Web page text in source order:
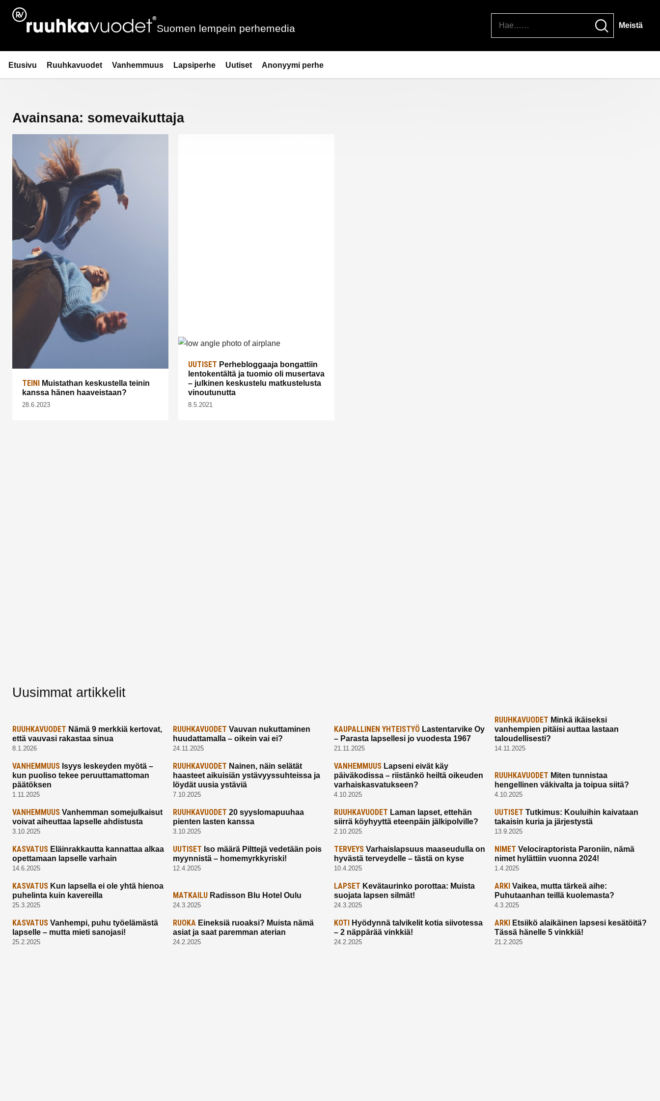
Siirry
sisältöön
Ruuhkavuodet.fi
Suomen lempein perhemedia Meistä
Etusivu Ruuhkavuodet Vanhemmuus Lapsiperhe Uutiset Anonyymi perhe
Avainsana: somevaikuttaja
TEINI Muistathan keskustella teinin
kanssa hänen haaveistaan?
28.6.2023
UUTISET Perhebloggaaja bongattiin
lentokentältä ja tuomio oli musertava
– julkinen keskustelu matkustelusta
vinoutunutta
8.5.2021
Uusimmat artikkelit
RUUHKAVUODET Nämä 9 merkkiä kertovat,
että vauvasi rakastaa sinua
8.1.2026
RUUHKAVUODET Vauvan nukuttaminen
huudattamalla – oikein vai ei?
24.11.2025
KAUPALLINEN YHTEISTYÖLastentarvike Oy
– Parasta lapsellesi jo vuodesta 1967
21.11.2025
RUUHKAVUODET Minkä ikäiseksi
vanhempien pitäisi auttaa lastaan
taloudellisesti?
14.11.2025
VANHEMMUUS Isyys leskeyden myötä –
kun puoliso tekee peruuttamattoman
päätöksen
1.11.2025
RUUHKAVUODET Nainen, näin selätät
haasteet aikuisiän ystävyyssuhteissa ja
löydät uusia ystäviä
7.10.2025
VANHEMMUUSLapseni eivät käy
päiväkodissa – riistänkö heiltä oikeuden
varhaiskasvatukseen?
4.10.2025
RUUHKAVUODET Miten tunnistaa
hengellinen väkivalta ja toipua siitä?
4.10.2025
VANHEMMUUS Vanhemman somejulkaisut
voivat aiheuttaa lapselle ahdistusta
3.10.2025
RUUHKAVUODET 20 syyslomapuuhaa
pienten lasten kanssa
3.10.2025
RUUHKAVUODET Laman lapset, ettehän
siirrä köyhyyttä eteenpäin jälkipolville?
2.10.2025
UUTISET Tutkimus: Kouluihin kaivataan
takaisin kuria ja järjestystä
13.9.2025
KASVATUS Eläinrakkautta kannattaa alkaa
opettamaan lapselle varhain
14.6.2025
UUTISET Iso määrä Pilttejä vedetään pois
myynnistä – homemyrkkyriski!
12.4.2025
TERVEYSVarhaislapsuus maaseudulla on
hyvästä terveydelle – tästä on kyse
10.4.2025
NIMET Velociraptorista Paroniin, nämä
nimet hylättiin vuonna 2024!
1.4.2025
KASVATUS Kun lapsella ei ole yhtä hienoa
puhelinta kuin kavereilla
25.3.2025
MATKAILU Radisson Blu Hotel Oulu
24.3.2025
LAPSET Kevätaurinko porottaa: Muista
suojata lapsen silmät!
24.3.2025
ARKI Vaikea, mutta tärkeä aihe:
Puhutaanhan teillä kuolemasta?
4.3.2025
KASVATUS Vanhempi, puhu työelämästä
lapselle – mutta mieti sanojasi!
25.2.2025
RUOKA Eineksiä ruoaksi? Muista nämä
asiat ja saat paremman aterian
24.2.2025
KOTI Hyödynnä talvikelit kotia siivotessa
– 2 näppärää vinkkiä!
24.2.2025
ARKI Etsiikö alaikäinen lapsesi kesätöitä?
Tässä hänelle 5 vinkkiä!
21.2.2025